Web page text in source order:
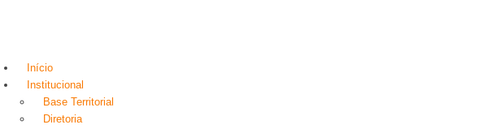
Início
Institucional
Base Territorial
Diretoria